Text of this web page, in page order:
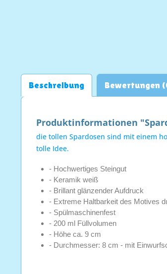
Beschreibung Bewertungen
Produktinformationen
die tollen Spardosen sind mit einem
tolle Idee.
- Hochwertiges Steingut
- Keramik weiß
- Brillant glänzender Aufdruck
- Extreme Haltbarkeit des Motives
- Spülmaschinenfest
- 200 ml Füllvolumen
- Höhe ca. 9 cm
- Durchmesser: 8 cm - mit